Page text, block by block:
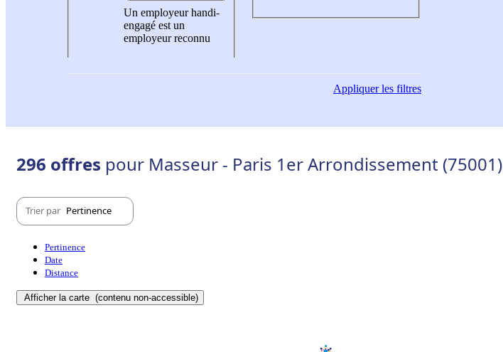
Un employeur handi-
engagé est un
employeur reconnu
Appliquerles filtres
296 offres pour Masseur - Paris 1er Arrondissement (75001)
Trier par Pertinence
Pertinence
Date
Distance
Afficher la carte (contenu non-accessible)